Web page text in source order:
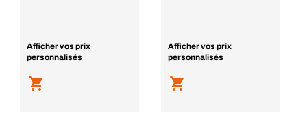
Afficher vos prix
personnalisés
Afficher vos prix
personnalisés